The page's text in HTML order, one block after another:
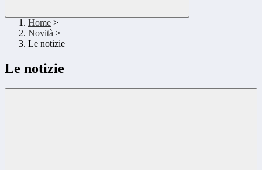
Home >
Novità >
Le notizie
Le notizie